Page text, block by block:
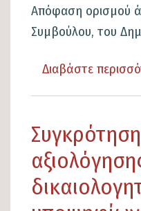
Απόφαση ορισμού
Συμβούλου, του
Διαβάστε